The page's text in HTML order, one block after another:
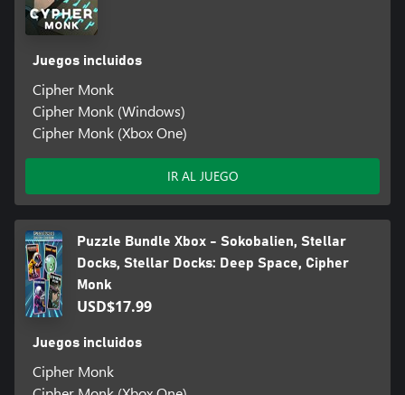
Juegos incluidos
Cipher Monk
Cipher Monk (Windows)
Cipher Monk (Xbox One)
IR AL JUEGO
Puzzle Bundle Xbox - Sokobalien, Stellar
Docks, Stellar Docks: Deep Space, Cipher
Monk
USD$17.99
Juegos incluidos
Cipher Monk